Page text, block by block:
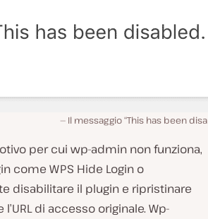
Il messaggio “This has been
per cui wp-admin non funziona,
come WPS Hide Login o
disabilitare il plugin e ripristinare
di accesso originale. Wp-